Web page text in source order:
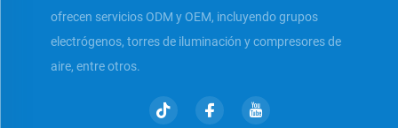
ofrecen servicios ODM y OEM, incluyendo grupos
electrógenos, torres de iluminación y compresores de
aire, entre otros.